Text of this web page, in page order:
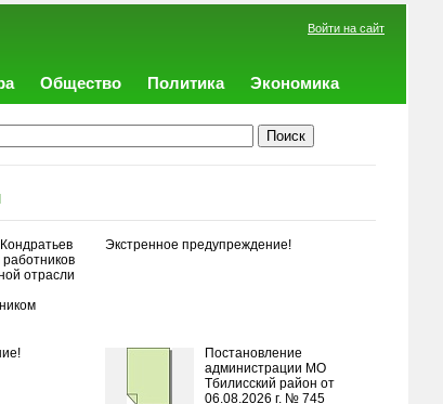
Войти на сайт
Общество Политика
Экономика
отрасли
Экстренное предупреждение!
Постановление
администрации МО
Тбилисский район от
06.08.2026 г. № 745